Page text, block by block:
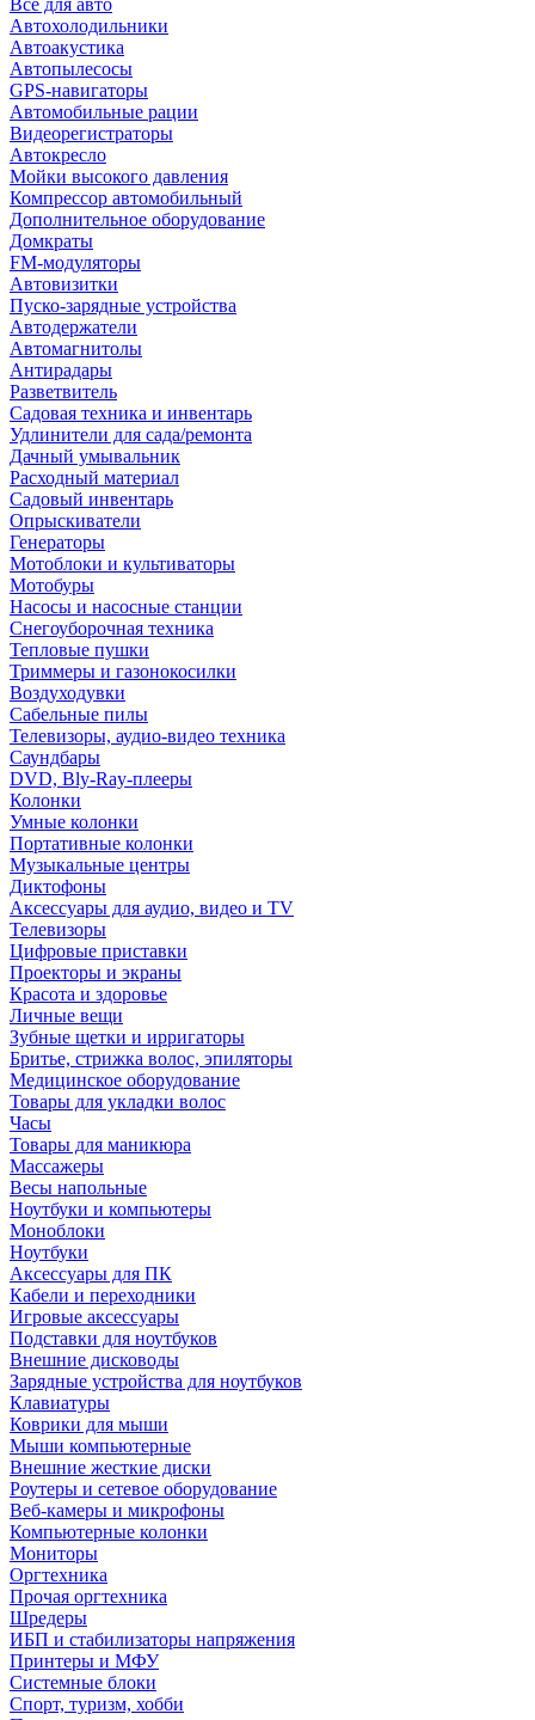
Всё для авто
Автохолодильники
Автоакустика
Автопылесосы
GPS-навигаторы
Автомобильные рации
Видеорегистраторы
Автокресло
Мойки высокого давления
Компрессор автомобильный
Дополнительное оборудование
Домкраты
FM-модуляторы
Автовизитки
Пуско-зарядные устройства
Автодержатели
Автомагнитолы
Антирадары
Разветвитель
Садовая техника и инвентарь
Удлинители для сада/ремонта
Дачный умывальник
Расходный материал
Садовый инвентарь
Опрыскиватели
Генераторы
Мотоблоки и культиваторы
Мотобуры
Насосы и насосные станции
Снегоуборочная техника
Тепловые пушки
Триммеры и газонокосилки
Воздуходувки
Сабельные пилы
Телевизоры, аудио-видео техника
Саундбары
DVD, Bly-Ray-плееры
Колонки
Умные колонки
Портативные колонки
Музыкальные центры
Диктофоны
Аксессуары для аудио, видео и TV
Телевизоры
Цифровые приставки
Проекторы и экраны
Красота и здоровье
Личные вещи
Зубные щетки и ирригаторы
Бритье, стрижка волос, эпиляторы
Медицинское оборудование
Товары для укладки волос
Часы
Товары для маникюра
Массажеры
Весы напольные
Ноутбуки и компьютеры
Моноблоки
Ноутбуки
Аксессуары для ПК
Кабели и переходники
Игровые аксессуары
Подставки для ноутбуков
Внешние дисководы
Зарядные устройства для ноутбуков
Клавиатуры
Коврики для мыши
Мыши компьютерные
Внешние жесткие диски
Роутеры и сетевое оборудование
Веб-камеры и микрофоны
Компьютерные колонки
Мониторы
Оргтехника
Прочая оргтехника
Шредеры
ИБП и стабилизаторы напряжения
Принтеры и МФУ
Системные блоки
Спорт, туризм, хобби